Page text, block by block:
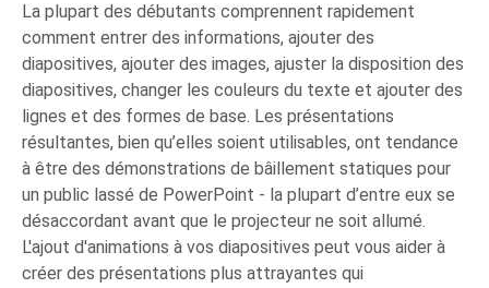
La plupart des débutants comprennent rapidement
comment entrer des informations, ajouter des
diapositives, ajouter des images, ajuster la disposition des
diapositives, changer les couleurs du texte et ajouter des
lignes et des formes de base. Les présentations
résultantes, bien qu’elles soient utilisables, ont tendance
à être des démonstrations de bâillement statiques pour
un public lassé de PowerPoint - la plupart d’entre eux se
désaccordant avant que le projecteur ne soit allumé.
L'ajout d'animations à vos diapositives peut vous aider à
créer des présentations plus attrayantes qui